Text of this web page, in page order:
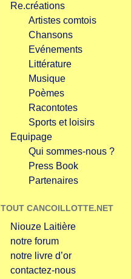
Re.créations
Artistes comtois
Chansons
Evénements
Littérature
Musique
Poèmes
Racontotes
Sports et loisirs
Equipage
Qui sommes-nous ?
Press Book
Partenaires
TOUT CANCOILLOTTE.NET
Niouze Laitière
notre forum
notre livre d’or
contactez-nous